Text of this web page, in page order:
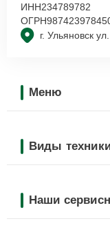
г. Ульяновск
ИНН234789782
ОГРН
Меню
Виды
Наши